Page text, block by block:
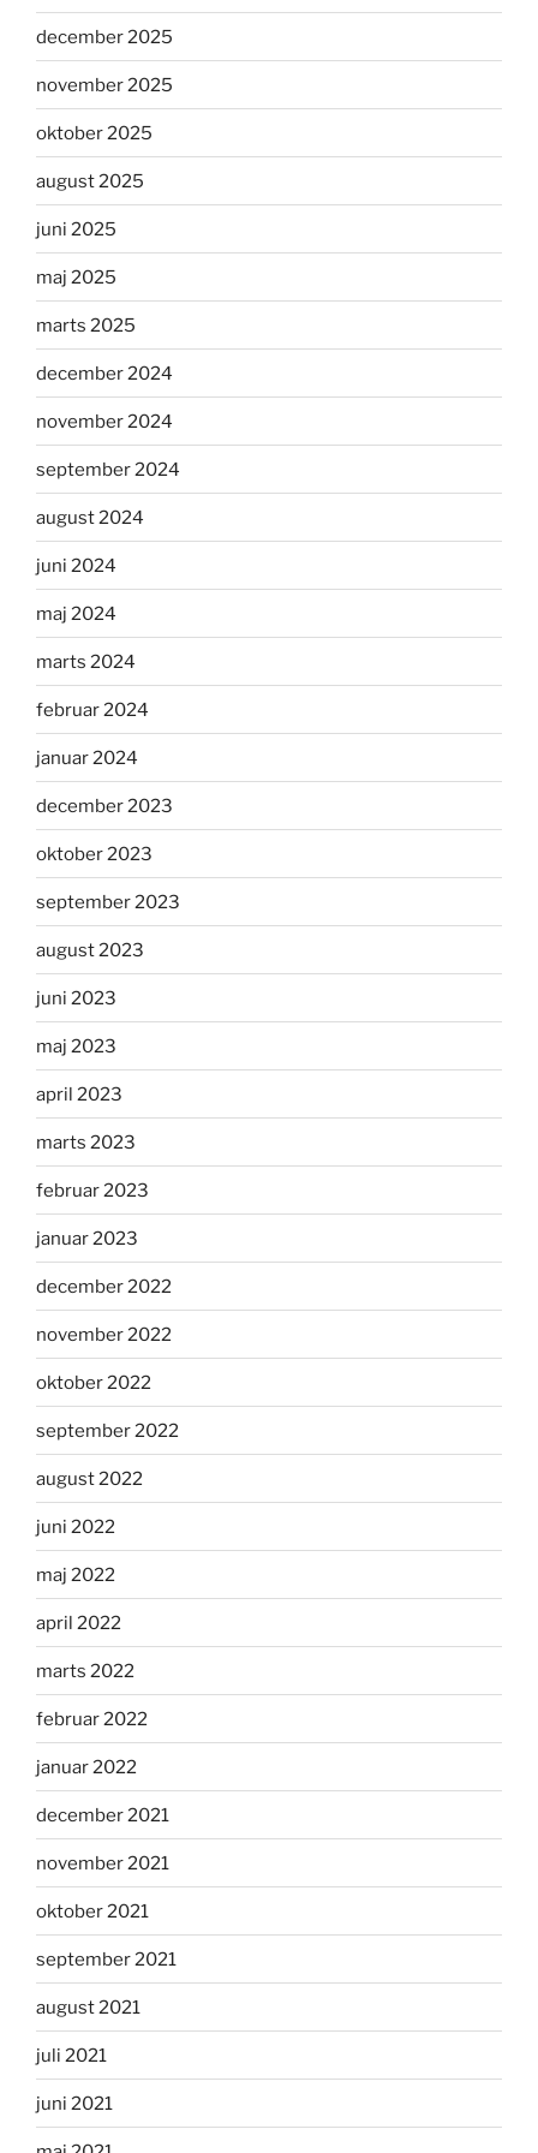
december 2025
november 2025
oktober 2025
august 2025
juni 2025
maj 2025
marts 2025
december 2024
november 2024
september 2024
august 2024
juni 2024
maj 2024
marts 2024
februar 2024
januar 2024
december 2023
oktober 2023
september 2023
august 2023
juni 2023
maj 2023
april 2023
marts 2023
februar 2023
januar 2023
december 2022
november 2022
oktober 2022
september 2022
august 2022
juni 2022
maj 2022
april 2022
marts 2022
februar 2022
januar 2022
december 2021
november 2021
oktober 2021
september 2021
august 2021
juli 2021
juni 2021